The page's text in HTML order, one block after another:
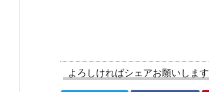
よろしければシェアお願いします